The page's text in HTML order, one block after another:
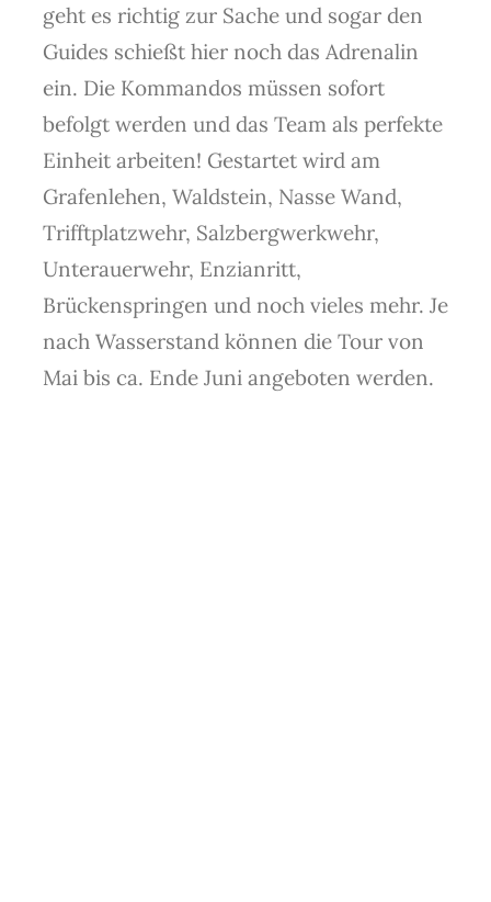
geht es richtig zur Sache und sogar den
Guides schießt hier noch das Adrenalin
ein. Die Kommandos müssen sofort
befolgt werden und das Team als perfekte
Einheit arbeiten! Gestartet wird am
Grafenlehen, Waldstein, Nasse Wand,
Trifftplatzwehr, Salzbergwerkwehr,
Unterauerwehr, Enzianritt,
Brückenspringen und noch vieles mehr. Je
nach Wasserstand können die Tour von
Mai bis ca. Ende Juni angeboten werden.